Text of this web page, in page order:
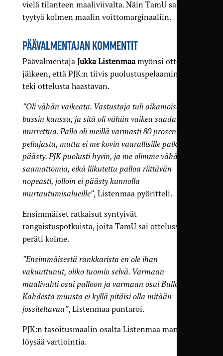
vielä tilanteen maaliviivalta. Näin TamU sai
tyytyä kolmen maalin voittomarginaaliin.
PÄÄVALMENTAJAN KOMMENTIT
Päävalmentaja Jukka Listenmaamyönsi ottelun
jälkeen, että PJK:n tiivis puolustuspelaaminen
teki ottelusta haastavan.
”Oli vähän vaikeata. Vastustaja tuli aikamoisen
bussin kanssa, ja sitä oli vähän vaikea saada
murrettua. Pallo oli meillä varmasti 80 prosenttia
peliajasta, mutta ei me kovin vaarallisille paikoille
päästy. PJK puolusti hyvin, ja me olimme vähän
saamattomia, eikä liikutettu palloa riittävän
nopeasti, jolloin ei päästy kunnolla
murtautumisalueille”, Listenmaa pyöritteli.
Ensimmäiset ratkaisut syntyivät
rangaistuspotkuista, joita TamU sai ottelussa
peräti kolme.
”Ensimmäisestä rankkarista en ole ihan
vakuuttunut, oliko tuomio selvä. Varmaan
maalivahti osui palloon ja varmaan osui Bullockiin.
Kahdesta muusta ei kyllä pitäisi olla mitään
jossiteltavaa”, Listenmaa puntaroi.
PJK:n tasoitusmaalin osalta Listenmaa manaa
löysää vartiointia.